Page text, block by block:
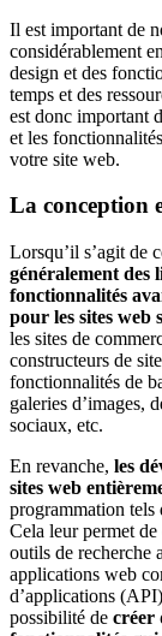
Il est important de
considérablement
design et des
temps et des
est donc important
et les
votre site web.
La conception
Lorsqu’il s’agit de
généralement des
fonctionnalités
pour les sites web
les sites de
constructeurs de
fonctionnalités de
galeries d’images,
sociaux, etc.
En revanche, les
sites web
programmation
Cela leur permet de
outils de recherche
applications web
d’applications
possibilité de créer